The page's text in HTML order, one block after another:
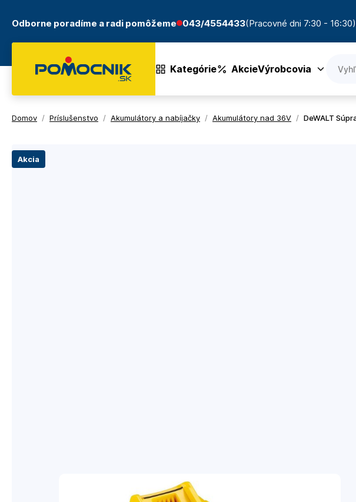
Odborne poradíme a radi pomôžeme 043/4554433(Pracovné dni 7:30 - 16:30)
Kategórie AkcieVýrobcovia
Domov / Príslušenstvo / Akumulátory a nabíjačky / Akumulátory nad 36V / DeWALT
Akcia